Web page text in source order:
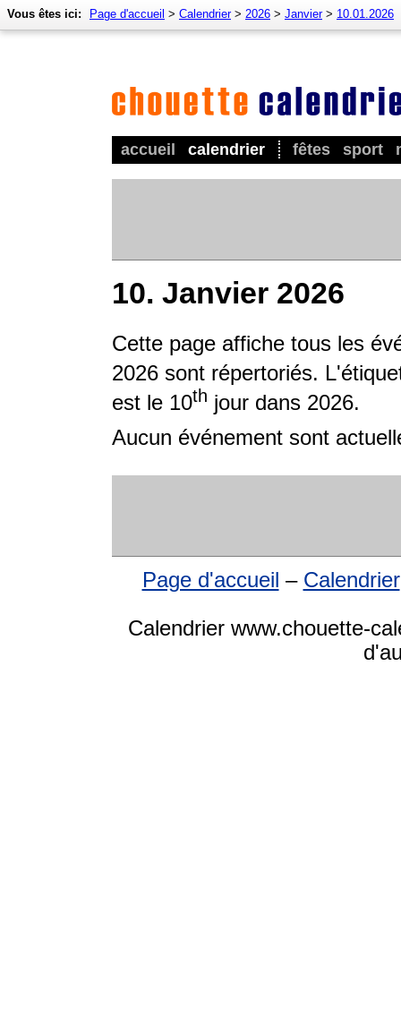
accueil calendrier fêtes sport
Vous êtes ici: Page d'accueil > Calendrier> 2026 > Janvier> 10.01.2026
10. Janvier 2026
Cette page affiche tous les
2026 sont répertoriés.
est le 10th jour dans 2026.
Aucun événement sont
Page d'accueil – Calendrier
Calendrier www.chouette-